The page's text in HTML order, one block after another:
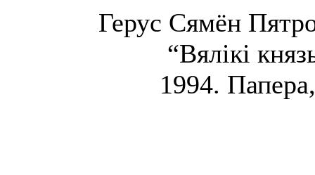
Герус Сямён
“Вялікі
1994.